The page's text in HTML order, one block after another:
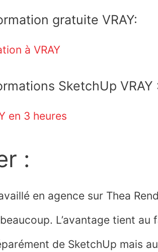
gratuite VRAY:
à VRAY
SketchUp VRAY
en 3 heures
:
en agence sur Thea
L’avantage tient
de SketchUp mais